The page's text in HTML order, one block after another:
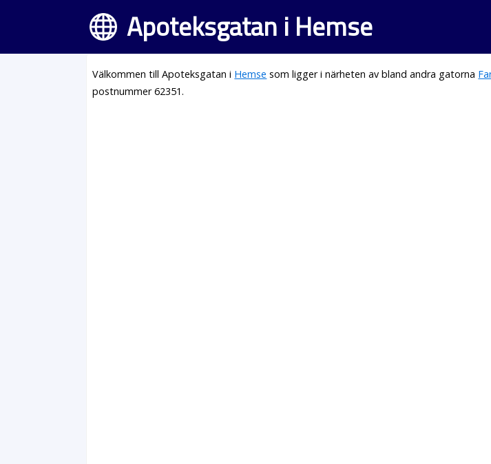
Apoteksgatan i Hemse
Välkommen till Apoteksgatan i Hemse som ligger i närheten av bland andra gatorna
postnummer 62351.